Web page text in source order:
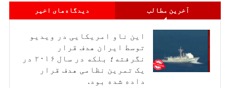
آخرین مطالب دیدگاه‌های اخیر
این ناو امریکایی در ویدیو
توسط ایران هدف قرار
نگرفته؛ بلکه در سال ۲۰۱۶ در
یک تمرین نظامی هدف قرار
داده شده بود.